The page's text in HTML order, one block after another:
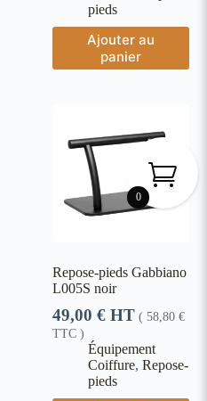
pieds
Ajouter au
panier
Repose-pieds Gabbiano
L005S noir
49,00 € HT ( 58,80 €
TTC )
Équipement
Coiffure, Repose-
pieds
0